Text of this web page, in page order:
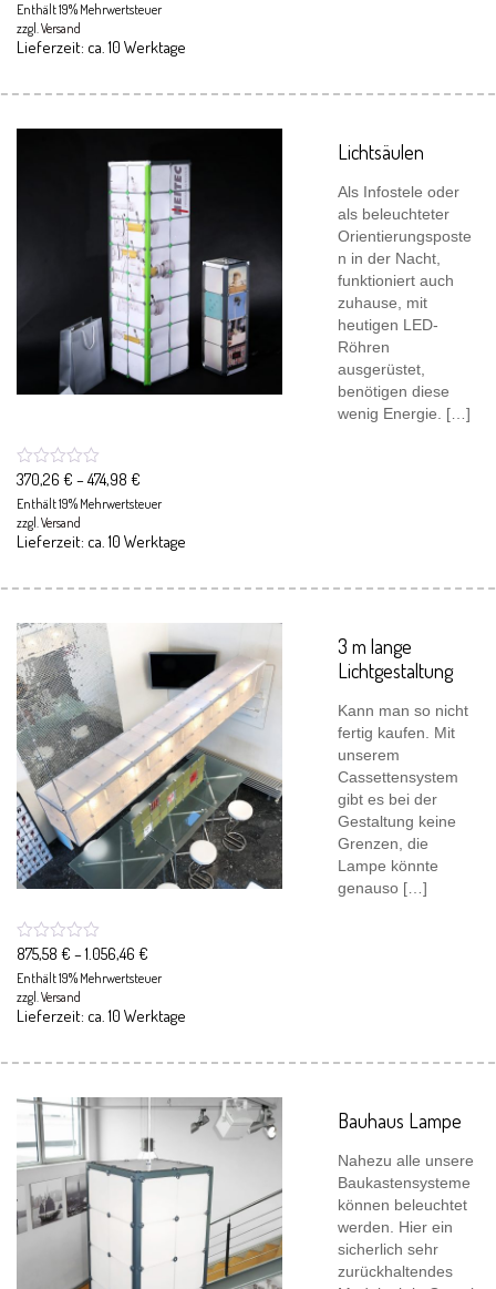
Enthält 19% Mehrwertsteuer
zzgl.Versand
Lieferzeit: ca. 10 Werktage
Lichtsäulen
Als Infostele oder
als beleuchteter
Orientierungsposte
n in der Nacht,
funktioniert auch
zuhause, mit
heutigen LED-
Röhren
ausgerüstet,
benötigen diese
wenig Energie. […]
370,26 € –474,98 €
Enthält 19% Mehrwertsteuer
zzgl.Versand
Lieferzeit: ca. 10 Werktage
3 m lange
Lichtgestaltung
Kann man so nicht
fertig kaufen. Mit
unserem
Cassettensystem
gibt es bei der
Gestaltung keine
Grenzen, die
Lampe könnte
genauso […]
875,58 € –1.056,46 €
Enthält 19% Mehrwertsteuer
zzgl.Versand
Lieferzeit: ca. 10 Werktage
Bauhaus Lampe
Nahezu alle unsere
Baukastensysteme
können beleuchtet
werden. Hier ein
sicherlich sehr
zurückhaltendes